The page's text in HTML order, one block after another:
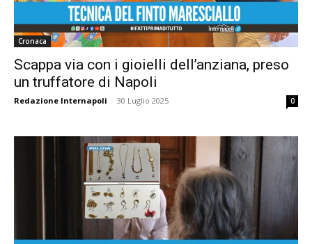
Cronaca
Scappa via con i gioielli dell’anziana, preso
un truffatore di Napoli
Redazione Internapoli - 30 Luglio 2025 0